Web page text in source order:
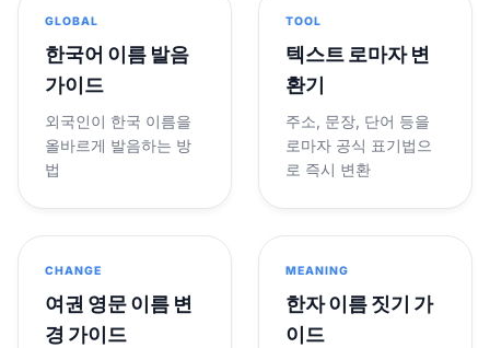
GLOBAL
한국어 이름 발음
가이드
외국인이 한국 이름을
올바르게 발음하는 방
법
TOOL
텍스트 로마자 변
환기
주소, 문장, 단어 등을
로마자 공식 표기법으
로 즉시 변환
CHANGE
여권 영문 이름 변
경 가이드
MEANING
한자 이름 짓기 가
이드